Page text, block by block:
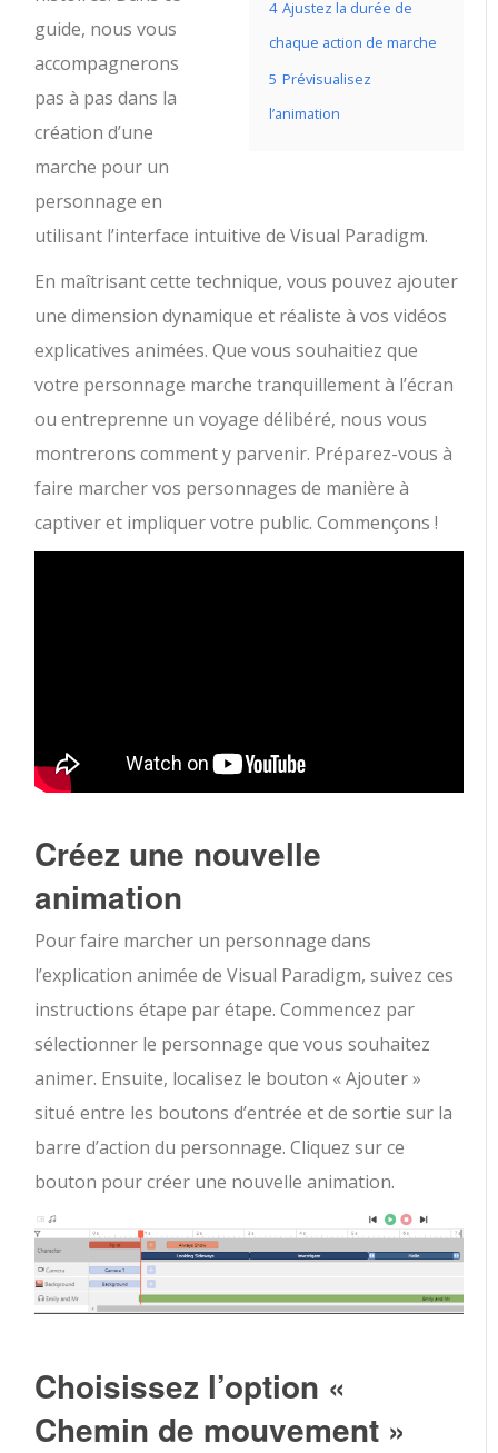
4 Ajustez la durée de
chaque action de marche
5 Prévisualisez
l’animation
guide, nous vous
accompagnerons
pas à pas dans la
création d’une
marche pour un
personnage en
utilisant l’interface intuitive de Visual Paradigm.
En maîtrisant cette technique, vous pouvez ajouter
une dimension dynamique et réaliste à vos vidéos
explicatives animées. Que vous souhaitiez que
votre personnage marche tranquillement à l’écran
ou entreprenne un voyage délibéré, nous vous
montrerons comment y parvenir. Préparez-vous à
faire marcher vos personnages de manière à
captiver et impliquer votre public. Commençons !
Créez une nouvelle
animation
Pour faire marcher un personnage dans
l’explication animée de Visual Paradigm, suivez ces
instructions étape par étape. Commencez par
sélectionner le personnage que vous souhaitez
animer. Ensuite, localisez le bouton « Ajouter »
situé entre les boutons d’entrée et de sortie sur la
barre d’action du personnage. Cliquez sur ce
bouton pour créer une nouvelle animation.
Choisissez l’option «
Chemin de mouvement »